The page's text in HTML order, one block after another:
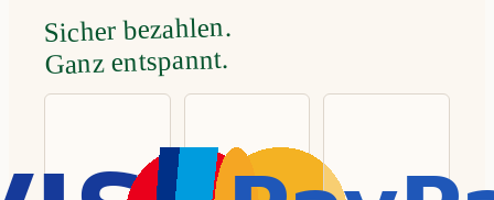
Sicher bezahlen.
Ganz entspannt.